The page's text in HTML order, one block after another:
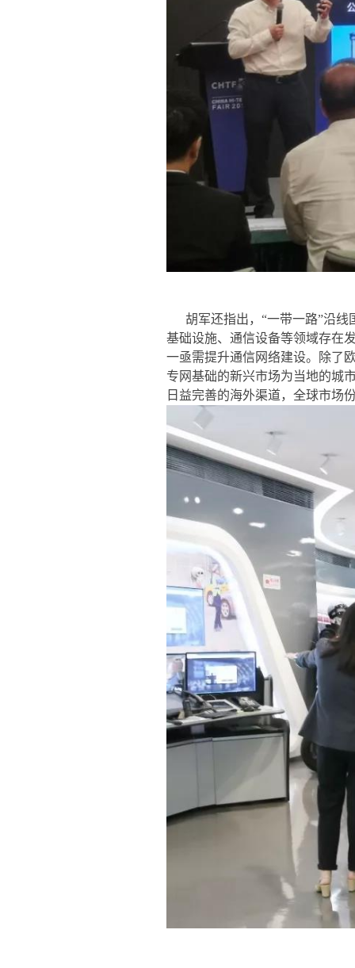
胡军还指出，“一带一路”沿
基础设施、通信设备等领域存在
一亟需提升通信网络建设。除了
专网基础的新兴市场为当地的城
日益完善的海外渠道，全球市场